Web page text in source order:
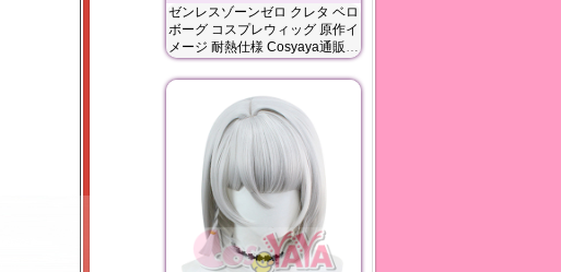
ゼンレスゾーンゼロ クレタ ベロ
ボーグ コスプレウィッグ 原作イ
メージ 耐熱仕様 Cosyaya通販
送料無料